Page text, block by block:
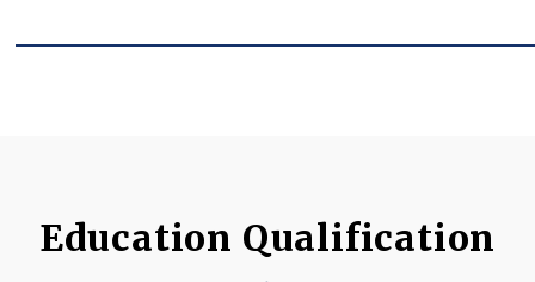
Education Qualification